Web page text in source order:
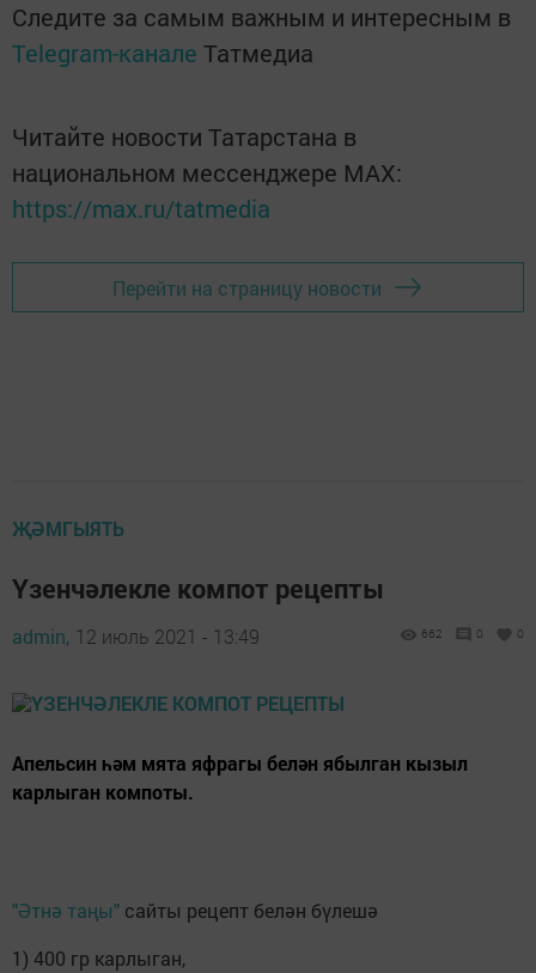
Следите за самым важным и интересным в
Telegram-канале Татмедиа
Читайте новости Татарстана в
национальном мессенджере MАХ:
https://max.ru/tatmedia
Перейти на страницу новости
ҖӘМГЫЯТЬ
Үзенчәлекле компот рецепты
admin, 12 июль 2021 - 13:49 662 0 0
Апельсин һәм мята яфрагы белән ябылган кызыл
карлыган компоты.
"Әтнә таңы" сайты рецепт белән бүлешә
1) 400 гр карлыган,